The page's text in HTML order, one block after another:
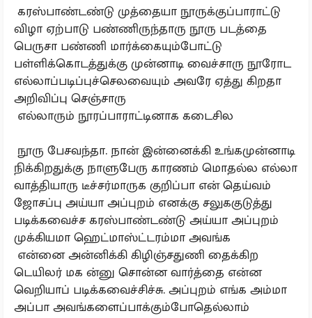
கரஸ்பாண்டண்டு முத்தையா நூருக்குப்பாராட்டு
விழா ஏற்பாடு பண்ணிருந்தாரு நூரு படத்தை
பெருசா பண்ணி மார்க்கையும்போட்டு
பள்ளிக்கொடத்துக்கு முன்னாடி வைச்சாரு நூரோட
எல்லாப்படிப்புச்செலவையும் அவரே ஏத்து கிறதா
அறிவிப்பு செஞ்சாரு
எல்லாரும் நூரப்பாராட்டினாக கடைசில
நூரு பேசவந்தா. நான் இன்னைக்கி உங்கமுன்னாடி
நிக்கிறதுக்கு நாளுபேரு காரணம் மொதல்ல எல்லா
வாத்தியாரு டீச்சர்மாருக குறிப்பா என் தெய்வம்
ஜோசப்பு அய்யா அப்புறம் எனக்கு சலுககுடுத்து
படிக்கவைச்ச கரஸ்பாண்டண்டு அய்யா அப்புறம்
முக்கியமா ஹெட்மாஸ்ட்டரம்மா அவங்க
என்னை அன்னிக்கி கிழிஞ்சதுணி தைக்கிற
டெயிலர் மக ன்னு சொன்ன வார்த்தை என்ன
வெறியாப் படிக்கவைச்சிச்சு. அப்புறம் எங்க அம்மா
அப்பா அவங்களைப்பாக்கும்போதெல்லாம்